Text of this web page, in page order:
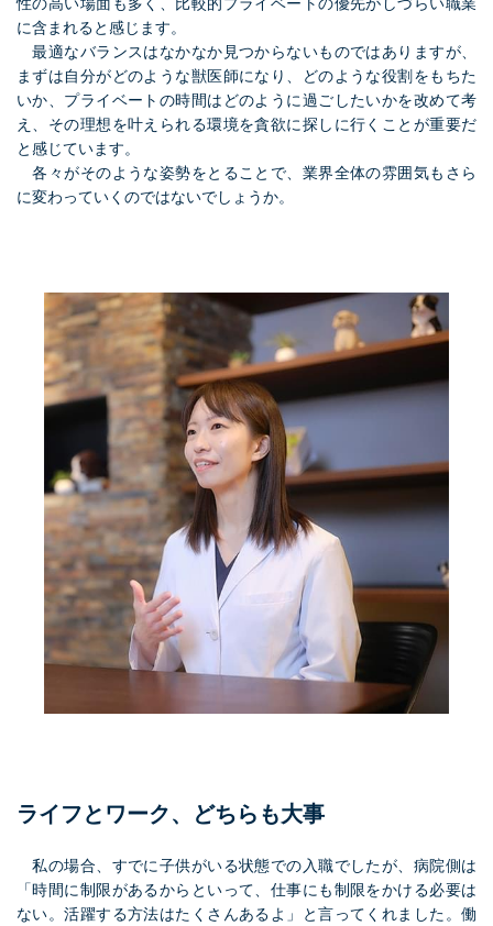
に含まれると感じます。
最適なバランスはなかなか見つからないものではありますが、
まずは自分がどのような獣医師になり、どのような役割をもちた
いか、プライベートの時間はどのように過ごしたいかを改めて考
え、その理想を叶えられる環境を貪欲に探しに行くことが重要だ
と感じています。
各々がそのような姿勢をとることで、業界全体の雰囲気もさら
に変わっていくのではないでしょうか。
ライフとワーク、どちらも大事
私の場合、すでに子供がいる状態での入職でしたが、病院側は
「時間に制限があるからといって、仕事にも制限をかける必要は
ない。活躍する方法はたくさんあるよ」と言ってくれました。働